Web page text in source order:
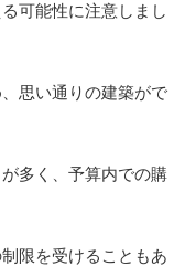
可能性に注意しまし
思い通りの建築がで
多く、予算内での購
限を受けることもあ